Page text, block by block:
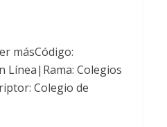
másCódigo:
Línea|Rama: Colegios
Colegio de